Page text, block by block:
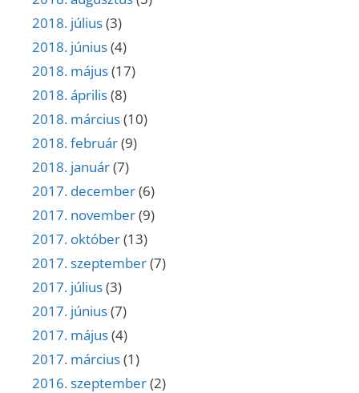
2018. július(3)
2018. június(4)
2018. május(17)
2018. április(8)
2018. március(10)
2018. február(9)
2018. január(7)
2017. december(6)
2017. november(9)
2017. október(13)
2017. szeptember(7)
2017. július(3)
2017. június(7)
2017. május(4)
2017. március(1)
2016. szeptember(2)